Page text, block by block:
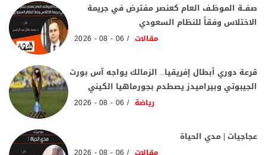
صفــة الموظـف العام كعنصر مفترض في جريمة
الاختلاس وفقاً للنظام السعودي
مقالات 06 - 08 - 2026
قرعة دوري أبطال إفريقيا.. الزمالك يواجه آس بورت
الجيبوتي وبيراميدز يصطدم بجورماهيا الكيني
رياضة 06 - 08 - 2026
عجاجيات | مدي الحياة